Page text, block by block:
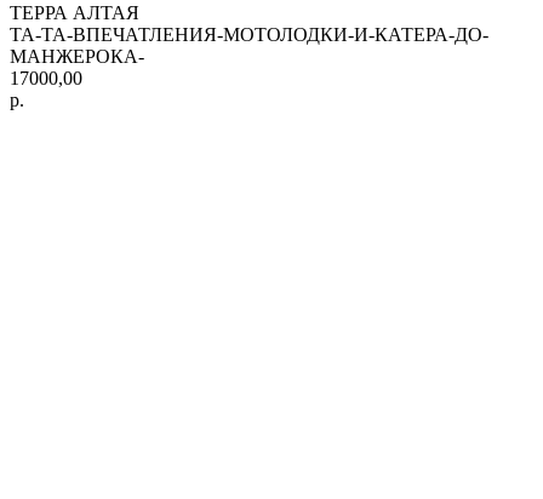
ТЕРРА АЛТАЯ
TA-TA-ВПЕЧАТЛЕНИЯ-МОТОЛОДКИ-И-КАТЕРА-ДО-
МАНЖЕРОКА-
17000,00
р.